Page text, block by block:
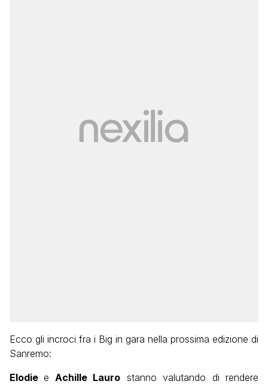
Ecco gli incroci fra i Big in gara nella prossima edizione di
Sanremo:
Elodiee Achille Lauro stanno valutando di rendere